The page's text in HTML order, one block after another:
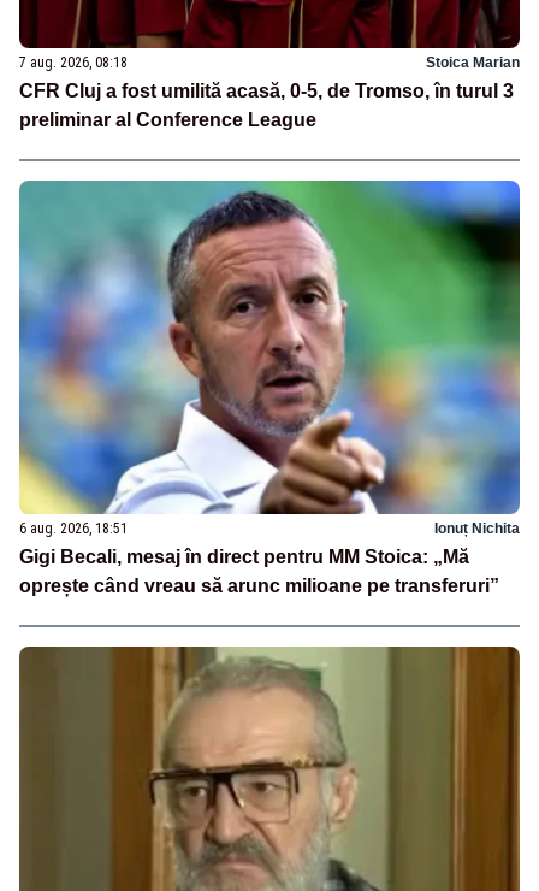
7 aug. 2026, 08:18 Stoica Marian
CFR Cluj a fost umilită acasă, 0-5, de Tromso, în turul 3
preliminar al Conference League
6 aug. 2026, 18:51 Ionuț Nichita
Gigi Becali, mesaj în direct pentru MM Stoica: „Mă
oprește când vreau să arunc milioane pe transferuri”